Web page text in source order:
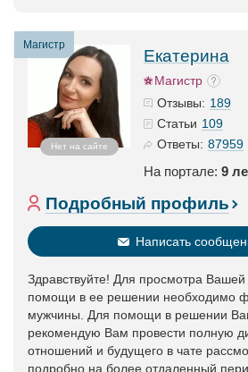
Магистр
Нет на сайте
Екатерина
Магистр
Отзывы: 189
Статьи 109
Ответы: 87959
На портале: 9
Подробный профиль
Написать
Здравствуйте! Для просмотра Вашей
помощи в ее решении необходимо
мужчины. Для помощи в решении
рекомендую Вам провести полную
отношений и будущего в чате
подробно на более отдаленный